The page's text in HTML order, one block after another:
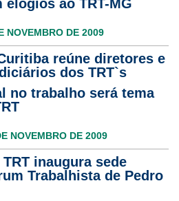
ao TRT-MG
NOVEMBRO DE 2009
reúne diretores e
dos TRT`s
no trabalho será tema
NOVEMBRO DE 2009
inaugura sede
Trabalhista de Pedro